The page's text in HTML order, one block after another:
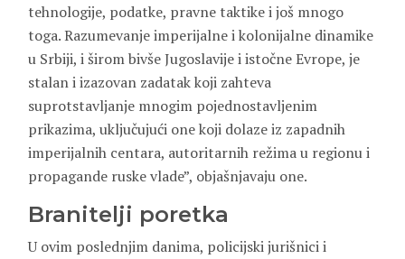
tehnologije, podatke, pravne taktike i još mnogo
toga. Razumevanje imperijalne i kolonijalne dinamike
u Srbiji, i širom bivše Jugoslavije i istočne Evrope, je
stalan i izazovan zadatak koji zahteva
suprotstavljanje mnogim pojednostavljenim
prikazima, uključujući one koji dolaze iz zapadnih
imperijalnih centara, autoritarnih režima u regionu i
propagande ruske vlade”, objašnjavaju one.
Branitelji poretka
U ovim poslednjim danima, policijski jurišnici i